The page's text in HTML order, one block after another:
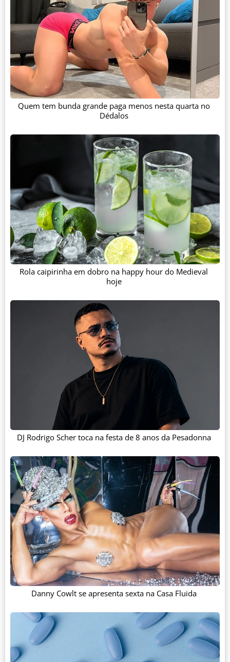
Quem tem bunda grande paga menos nesta quarta no
Dédalos
Rola caipirinha em dobro na happy hour do Medieval
hoje
DJ Rodrigo Scher toca na festa de 8 anos da Pesadonna
Danny Cowlt se apresenta sexta na Casa Fluida